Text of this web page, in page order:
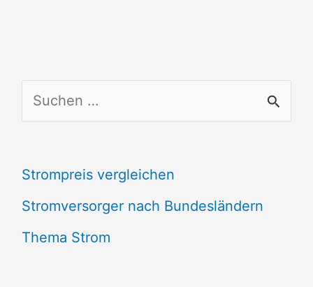
u
h
e
n
Strompreis vergleichen
Stromversorger nach Bundesländern
Thema Strom